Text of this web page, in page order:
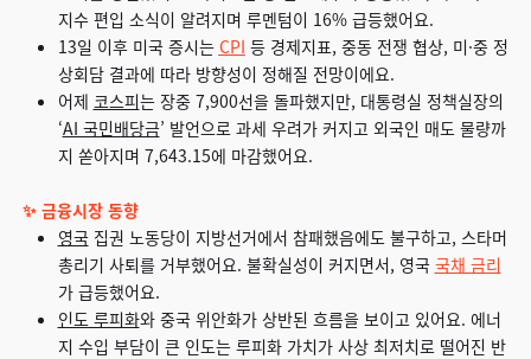
지수 편입 소식이 알려지며 루멘텀이 16% 급등했어요.
13일 이후 미국 증시는 CPI 등 경제지표, 중동 전쟁 협상, 미·중 정
상회담 결과에 따라 방향성이 정해질 전망이에요.
어제 코스피는 장중 7,900선을 돌파했지만, 대통령실 정책실장의
‘AI 국민배당금’ 발언으로 과세 우려가 커지고 외국인 매도 물량까
지 쏟아지며 7,643.15에 마감했어요.
✨ 금융시장 동향
영국집권 노동당이 지방선거에서 참패했음에도 불구하고, 스타머
총리기 사퇴를 거부했어요. 불확실성이 커지면서, 영국 국채 금리
가 급등했어요.
인도 루피화와 중국 위안화가 상반된 흐름을 보이고 있어요. 에너
지 수입 부담이 큰 인도는 루피화 가치가 사상 최저치로 떨어진 반